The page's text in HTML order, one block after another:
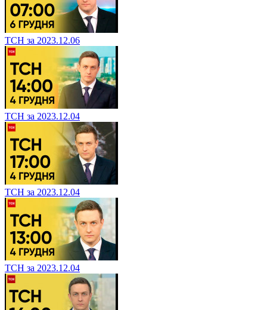
ТСН за 2023.12.06
ТСН за 2023.12.04
ТСН за 2023.12.04
ТСН за 2023.12.04